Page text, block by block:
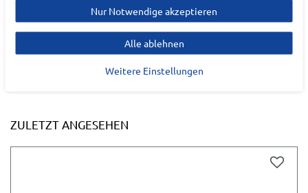
ZULETZT ANGESEHEN
Nur Notwendige akzeptieren
Alle ablehnen
Weitere Einstellungen